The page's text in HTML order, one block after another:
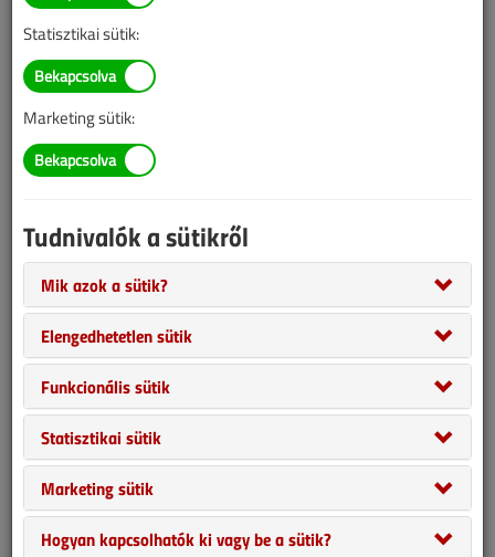
helyenként hiányos lehet (képek, táblázatok stb.).
A napkollektorok 5-6 évvel ezelőtti bummja, EU-s és egyéb
támogatások, valamint a megújulós marketing generálta
telepítési láza idején relatíve sok napkollektoros rendszer készült
Magyarországon. Ezek karbantartásáról kevés szó esik a
médiákban, még a szakmédiában is, pedig aktuális téma.
Statisztikai sütik:
Marketing sütik:
Tudnivalók a sütikről
Mik azok a sütik?
Elengedhetetlen sütik
Funkcionális sütik
Statisztikai sütik
Marketing sütik
Hogyan kapcsolhatók ki vagy be a sütik?